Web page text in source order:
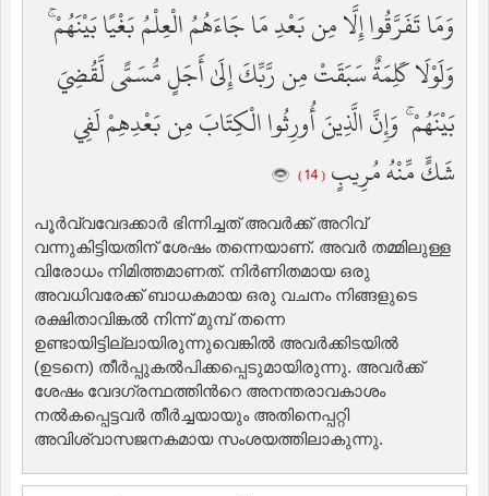
وَمَا تَفَرَّقُوا إِلَّا مِن بَعْدِ مَا جَاءَهُمُ الْعِلْمُ بَغْيًا بَيْنَهُمْ ۚ
وَلَوْلَا كَلِمَةٌ سَبَقَتْ مِن رَّبِّكَ إِلَىٰ أَجَلٍ مُّسَمًّى لَّقُضِيَ
بَيْنَهُمْ ۚ وَإِنَّ الَّذِينَ أُورِثُوا الْكِتَابَ مِن بَعْدِهِمْ لَفِي
شَكٍّ مِّنْهُ مُرِيبٍ ( 14 )
പൂര്‍വ്വവേദക്കാര്‍ ഭിന്നിച്ചത് അവര്‍ക്ക് അറിവ്
വന്നുകിട്ടിയതിന് ശേഷം തന്നെയാണ്‌. അവര്‍ തമ്മിലുള്ള
വിരോധം നിമിത്തമാണത്‌. നിര്‍ണിതമായ ഒരു
അവധിവരേക്ക് ബാധകമായ ഒരു വചനം നിങ്ങളുടെ
രക്ഷിതാവിങ്കല്‍ നിന്ന് മുമ്പ് തന്നെ
ഉണ്ടായിട്ടില്ലായിരുന്നുവെങ്കില്‍ അവര്‍ക്കിടയില്‍
(ഉടനെ) തീര്‍പ്പുകല്‍പിക്കപ്പെടുമായിരുന്നു. അവര്‍ക്ക്
ശേഷം വേദഗ്രന്ഥത്തിന്‍റെ അനന്തരാവകാശം
നല്‍കപ്പെട്ടവര്‍ തീര്‍ച്ചയായും അതിനെപ്പറ്റി
അവിശ്വാസജനകമായ സംശയത്തിലാകുന്നു.